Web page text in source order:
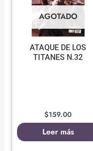
AGOTADO
ATAQUE DE LOS
TITANES N.32
$159.00
Leer más